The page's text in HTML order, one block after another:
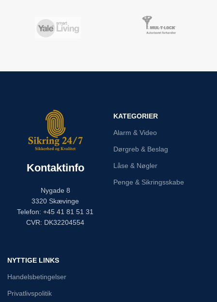
Kontaktinfo
Nygade 8
3320 Skævinge
Telefon: +45 41 81 51 31
CVR: DK32204554
KATEGORIER
Alarm & Video
Dørgreb & Beslag
Låse & Nøgler
Penge & Sikringsskabe
NYTTIGE LINKS
Handelsbetingelser
Privatlivspolitik